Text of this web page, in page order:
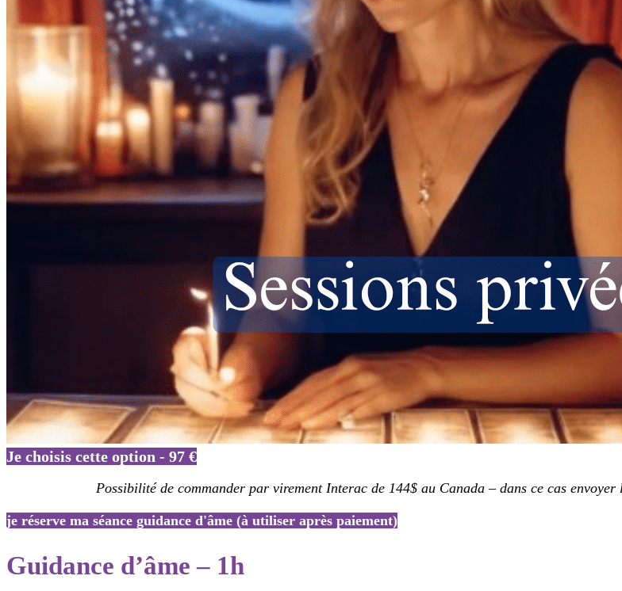
Je choisis cette option - 97 €
Possibilité de commander par virement Interac de 144$ au Canada – dans ce cas
je réserve ma séance guidance d'âme (à utiliser après paiement)
Guidance d’âme – 1h